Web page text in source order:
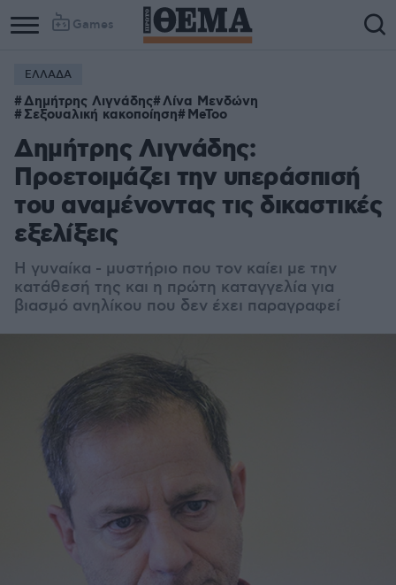
Games
Column
1
Column
2
ΕΛΛΑΔΑ
Δημήτρης Λιγνάδης Λίνα Μενδώνη
Σεξουαλική κακοποίηση MeToo
Δημήτρης Λιγνάδης:
Προετοιμάζει την υπεράσπισή
του αναμένοντας τις δικαστικές
εξελίξεις
Η γυναίκα - μυστήριο που τον καίει με την
κατάθεσή της και η πρώτη καταγγελία για
βιασμό ανηλίκου που δεν έχει παραγραφεί